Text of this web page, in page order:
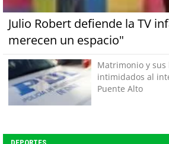
Julio Robert defiende la TV
merecen un espacio"
Matrimonio y
intimidados al
Puente Alto